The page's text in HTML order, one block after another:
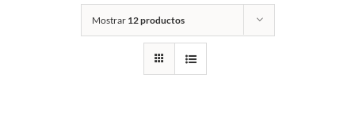
Mostrar 12 productos